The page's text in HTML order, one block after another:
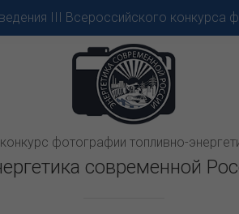
III Всероссийского конкурса
фотографии топливно-
современной